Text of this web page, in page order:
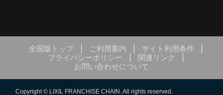
全国版トップ ご利用案内
サイト利用条件
プライバシーポリシー
関連リンク
お問い合わせについて
Copyright © LIXIL FRANCHISE CHAIN. All rights reserved.